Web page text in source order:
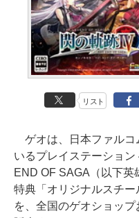
リスト
ゲオは、日本ファルコ
いるプレイステーショ
END OF SAGA（以下英
特典「オリジナルスチー
を、全国のゲオショッ